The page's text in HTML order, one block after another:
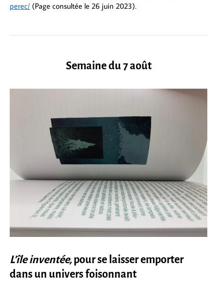
perec/ (Page consultée le 26 juin 2023).
Semaine du 7 août
L’île inventée, pour se laisser emporter
dans un univers foisonnant